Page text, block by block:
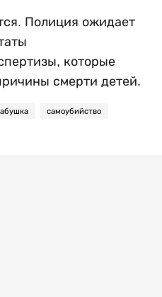
Полиция ожидает
которые
смерти детей.
самоубийство